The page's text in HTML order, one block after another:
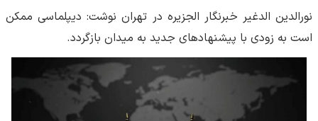
نورالدین الدغیر خبرنگار الجزیره در تهران نوشت: دیپلماسی ممکن
است به زودی با پیشنهاد‌های جدید به میدان بازگردد.